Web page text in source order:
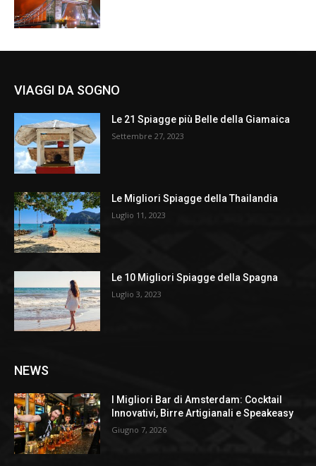
VIAGGI DA SOGNO
Le 21 Spiagge più Belle della Giamaica
Settembre 27, 2023
Le Migliori Spiagge della Thailandia
Luglio 11, 2023
Le 10 Migliori Spiagge della Spagna
Luglio 3, 2023
NEWS
I Migliori Bar di Amsterdam: Cocktail
Innovativi, Birre Artigianali e Speakeasy
Giugno 7, 2026